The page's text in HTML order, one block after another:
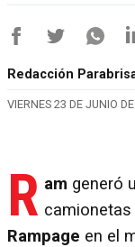
Redacción
VIERNES 23 DE JUNIO
R am generó
camionetas
Rampage en el